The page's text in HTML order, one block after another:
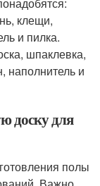
клещи,
и пилка.
шпаклевка,
наполнитель и
доску для
полы